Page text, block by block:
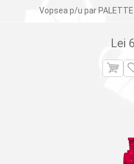
Vopsea p/u par
Lei